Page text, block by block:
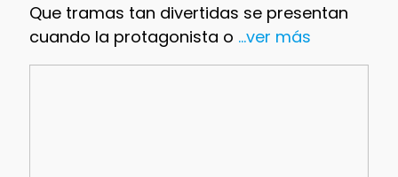
Que tramas tan divertidas se presentan
cuando la protagonista o ...ver más